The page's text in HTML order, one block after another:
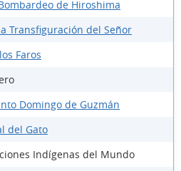
de Hiroshima
Transfiguración del Señor
Faros
Domingo de Guzmán
del Gato
Indígenas del Mundo